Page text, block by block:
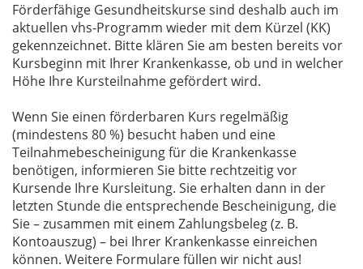
Förderfähige Gesundheitskurse sind deshalb auch im
aktuellen vhs-Programm wieder mit dem Kürzel (KK)
gekennzeichnet. Bitte klären Sie am besten bereits vor
Kursbeginn mit Ihrer Krankenkasse, ob und in welcher
Höhe Ihre Kursteilnahme gefördert wird.
Wenn Sie einen förderbaren Kurs regelmäßig
(mindestens 80 %) besucht haben und eine
Teilnahmebescheinigung für die Krankenkasse
benötigen, informieren Sie bitte rechtzeitig vor
Kursende Ihre Kursleitung. Sie erhalten dann in der
letzten Stunde die entsprechende Bescheinigung, die
Sie – zusammen mit einem Zahlungsbeleg (z. B.
Kontoauszug) – bei Ihrer Krankenkasse einreichen
können. Weitere Formulare füllen wir nicht aus!